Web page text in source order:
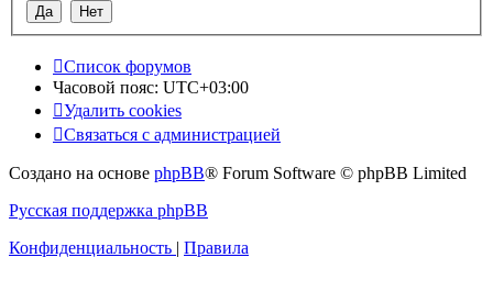
Список форумов
Часовой пояс: UTC+03:00
Удалить cookies
Связаться с администрацией
Создано на основе phpBB® Forum Software © phpBB Limited
Русская поддержка phpBB
Конфиденциальность | Правила